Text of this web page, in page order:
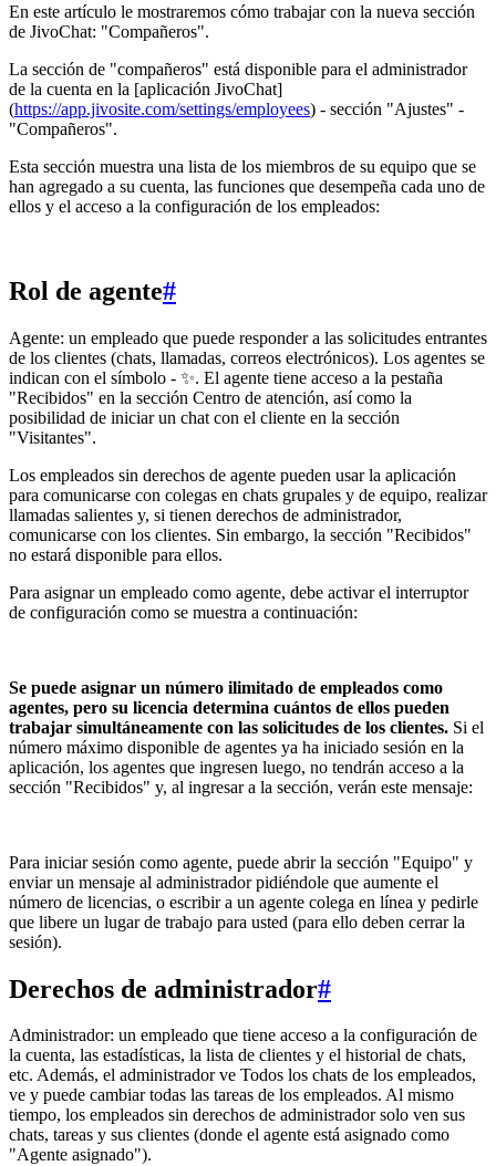
En este artículo le mostraremos cómo trabajar con la nueva sección
de JivoChat: "Compañeros".
La sección de "compañeros" está disponible para el administrador
de la cuenta en la [aplicación JivoChat]
(https://app.jivosite.com/settings/employees) - sección "Ajustes" -
"Compañeros".
Esta sección muestra una lista de los miembros de su equipo que se
han agregado a su cuenta, las funciones que desempeña cada uno de
ellos y el acceso a la configuración de los empleados:
Rol de agente#
Agente: un empleado que puede responder a las solicitudes entrantes
de los clientes (chats, llamadas, correos electrónicos). Los agentes se
indican con el símbolo - ✨. El agente tiene acceso a la pestaña
"Recibidos" en la sección Centro de atención, así como la
posibilidad de iniciar un chat con el cliente en la sección
"Visitantes".
Los empleados sin derechos de agente pueden usar la aplicación
para comunicarse con colegas en chats grupales y de equipo, realizar
llamadas salientes y, si tienen derechos de administrador,
comunicarse con los clientes. Sin embargo, la sección "Recibidos"
no estará disponible para ellos.
Para asignar un empleado como agente, debe activar el interruptor
de configuración como se muestra a continuación:
Se puede asignar un número ilimitado de empleados como
agentes, pero su licencia determina cuántos de ellos pueden
trabajar simultáneamente con las solicitudes de los clientes. Si el
número máximo disponible de agentes ya ha iniciado sesión en la
aplicación, los agentes que ingresen luego, no tendrán acceso a la
sección "Recibidos" y, al ingresar a la sección, verán este mensaje:
Para iniciar sesión como agente, puede abrir la sección "Equipo" y
enviar un mensaje al administrador pidiéndole que aumente el
número de licencias, o escribir a un agente colega en línea y pedirle
que libere un lugar de trabajo para usted (para ello deben cerrar la
sesión).
Derechos de administrador#
Administrador: un empleado que tiene acceso a la configuración de
la cuenta, las estadísticas, la lista de clientes y el historial de chats,
etc. Además, el administrador ve Todos los chats de los empleados,
ve y puede cambiar todas las tareas de los empleados. Al mismo
tiempo, los empleados sin derechos de administrador solo ven sus
chats, tareas y sus clientes (donde el agente está asignado como
"Agente asignado").